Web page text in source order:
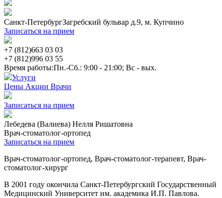
Санкт-ПетербургЗагребский бульвар д.9, м. Купчино
Записаться на прием
+7 (812)663 03 03
+7 (812)996 03 55
Время работы:Пн.-Сб.: 9:00 - 21:00; Вс - вых.
Услуги
Цены Акции Врачи
Записаться на прием
Лебедева (Валиева) Нелля Ришатовна
Врач-стоматолог-ортопед
Записаться на прием
Врач-стоматолог-ортопед, Врач-стоматолог-терапевт, Врач-
стоматолог-хирург
В 2001 году окончила Санкт-Петербургский Государственный
Медицинский Университет им. академика И.П. Павлова.